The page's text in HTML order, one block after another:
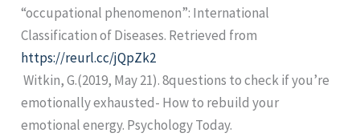
“occupational phenomenon”: International
Classification of Diseases. Retrieved from
https://reurl.cc/jQpZk2
Witkin, G.(2019, May 21). 8questions to check if you’re
emotionally exhausted- How to rebuild your
emotional energy. Psychology Today.